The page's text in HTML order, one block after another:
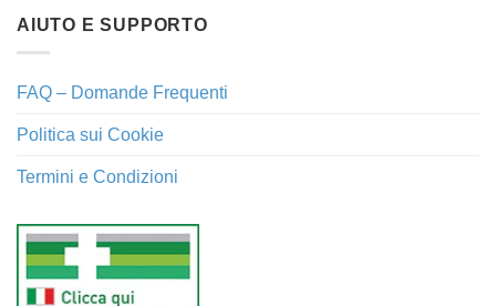
AIUTO E SUPPORTO
FAQ – Domande Frequenti
Politica sui Cookie
Termini e Condizioni